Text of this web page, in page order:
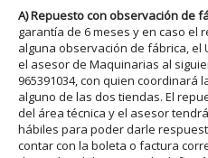
A) Repuesto con observación de
garantía de 6 meses y en caso el
alguna observación de fábrica, el
el asesor de Maquinarias al
965391034, con quien coordinará
alguno de las dos tiendas. El
del área técnica y el asesor
hábiles para poder darle
contar con la boleta o factura